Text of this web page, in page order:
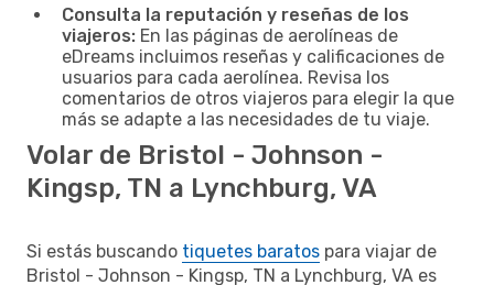
Consulta la reputación y reseñas de los
viajeros: En las páginas de aerolíneas de
eDreams incluimos reseñas y calificaciones de
usuarios para cada aerolínea. Revisa los
comentarios de otros viajeros para elegir la que
más se adapte a las necesidades de tu viaje.
Volar de Bristol - Johnson -
Kingsp, TN a Lynchburg, VA
Si estás buscando tiquetes baratos para viajar de
Bristol - Johnson - Kingsp, TN a Lynchburg, VA es